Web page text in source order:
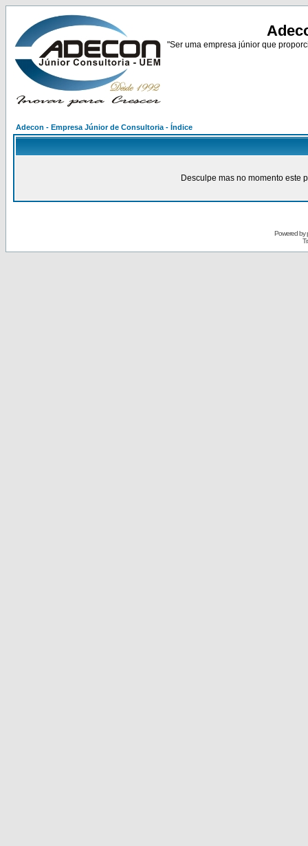
"Ser uma empresa júnior que
Adecon - Empresa Júnior de Consultoria - Índice
Desculpe mas no momento este
Powered by